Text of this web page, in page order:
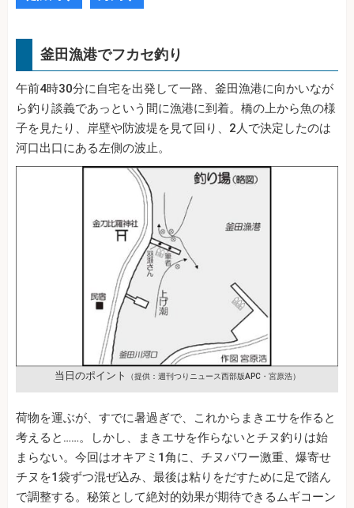
釜田漁港でフカセ釣り
午前4時30分に自宅を出発して一路、釜田漁港に向かいなが
ら釣り談義であっという間に漁港に到着。橋の上から魚の様
子を見たり、岸壁や防波堤を見て回り、2人で決定したのは
河口出口にある左側の波止。
当日のポイント （提供：週刊つりニュース西部版APC・宮原浩）
荷物を運ぶが、すでに暑過ぎで、これからまきエサを作ると
考えると……。しかし、まきエサを作らないとチヌ釣りは始
まらない。今回はオキアミ1角に、チヌパワー激重、爆寄せ
チヌを1袋ずつ混ぜ込み、最後は粘りをだすために足で踏ん
で調整する。秘策として絶対的効果が期待できるムギコーン